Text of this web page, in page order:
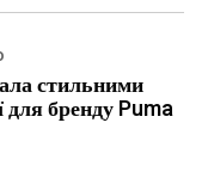
стильними
для бренду Puma